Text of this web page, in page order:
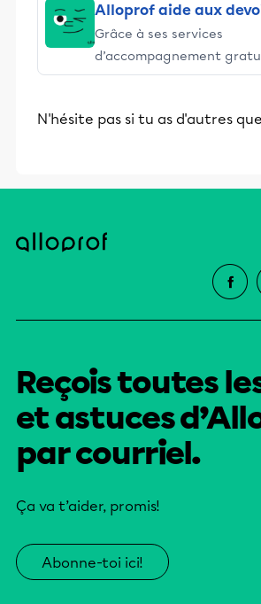
Alloprof aide aux
Grâce à ses services
d’accompagnement
stimulants, Alloprof
éducative.
N'hésite pas si tu as d'autres
Reçois toutes
et astuces
par courriel.
Ça va t’aider, promis!
Abonne-toi ici!